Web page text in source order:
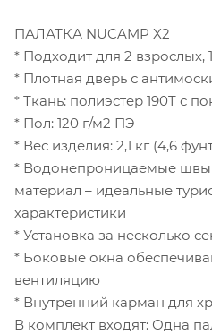
ПАЛАТКА NUCAMP X2
* Подходит для 2 взрослых,
* Плотная дверь с
* Ткань: полиэстер 190T с
* Пол: 120 г/м2 ПЭ
* Вес изделия: 2,1 кг (4,6
* Водонепроницаемые швы
материал – идеальные
характеристики
* Установка за несколько
* Боковые окна
вентиляцию
* Внутренний карман для
В комплект входят: Одна